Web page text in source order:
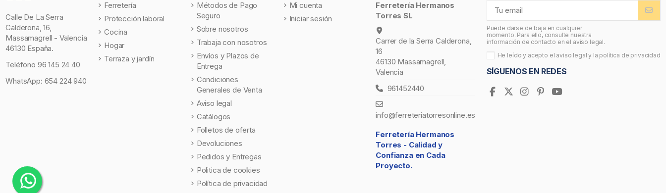
Calle De La Serra
Calderona, 16,
Massamagrell - Valencia
46130 España.
Teléfono 96 145 24 40
WhatsApp: 654 224 940
Ferretería
Protección laboral
Cocina
Hogar
Terraza y jardín
Métodos de Pago
Seguro
Sobre nosotros
Trabaja con nosotros
Envíos y Plazos de
Entrega
Condiciones
Generales de Venta
Aviso legal
Catálogos
Folletos de oferta
Devoluciones
Pedidos y Entregas
Politica de cookies
Política de privacidad
Mi cuenta
Iniciar sesión
Ferretería Hermanos
Torres SL
Carrer de la Serra Calderona,
16
46130 Massamagrell,
Valencia
961452440
info@ferreteriatorresonline.es
Ferretería Hermanos
Torres - Calidad y
Confianza en Cada
Proyecto.
Puede darse de baja en cualquier
momento. Para ello, consulte nuestra
información de contacto en el aviso legal.
He leído y acepto el aviso legal y la política de privacidad
SÍGUENOS EN REDES